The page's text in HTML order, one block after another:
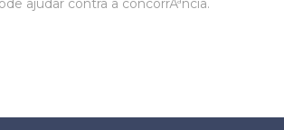
ajudar contra a concorrÃªncia.